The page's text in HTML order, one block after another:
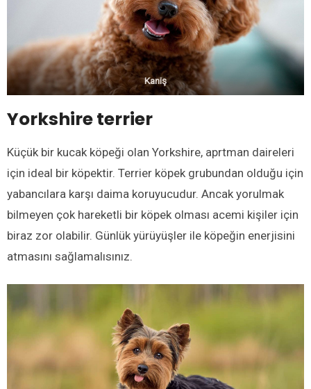
Kaniş
Yorkshire terrier
Küçük bir kucak köpeği olan Yorkshire, aprtman daireleri
için ideal bir köpektir. Terrier köpek grubundan olduğu için
yabancılara karşı daima koruyucudur. Ancak yorulmak
bilmeyen çok hareketli bir köpek olması acemi kişiler için
biraz zor olabilir. Günlük yürüyüşler ile köpeğin enerjisini
atmasını sağlamalısınız.